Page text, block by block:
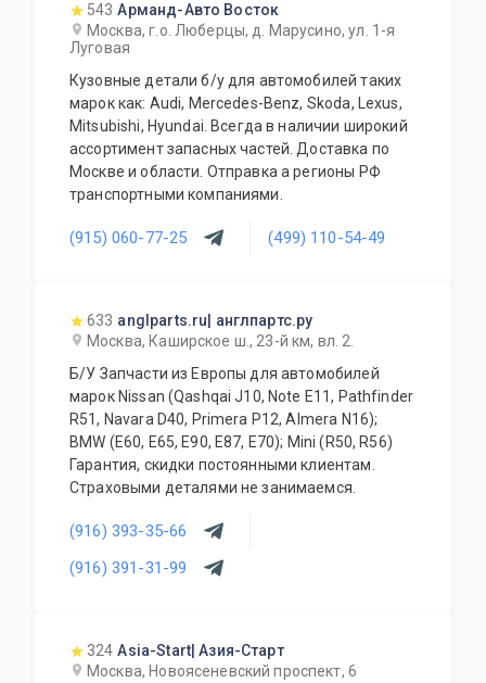
543 Арманд-Авто Восток
Москва, г.о. Люберцы, д. Марусино, ул. 1-я
Луговая
Кузовные детали б/у для автомобилей таких
марок как: Audi, Mercedes-Benz, Skoda, Lexus,
Mitsubishi, Hyundai. Всегда в наличии широкий
ассортимент запасных частей. Доставка по
Москве и области. Отправка а регионы РФ
транспортными компаниями.
(915) 060-77-25 (499) 110-54-49
633 anglparts.ru| англпартс.ру
Москва, Каширское ш., 23-й км, вл. 2.
Б/У Запчасти из Европы для автомобилей
марок Nissan (Qashqai J10, Note E11, Pathfinder
R51, Navara D40, Primera P12, Almera N16);
BMW (E60, E65, E90, E87, E70); Mini (R50, R56)
Гарантия, скидки постоянными клиентам.
Страховыми деталями не занимаемся.
(916) 393-35-66
(916) 391-31-99
324 Asia-Start| Азия-Старт
Москва, Новоясеневский проспект, 6